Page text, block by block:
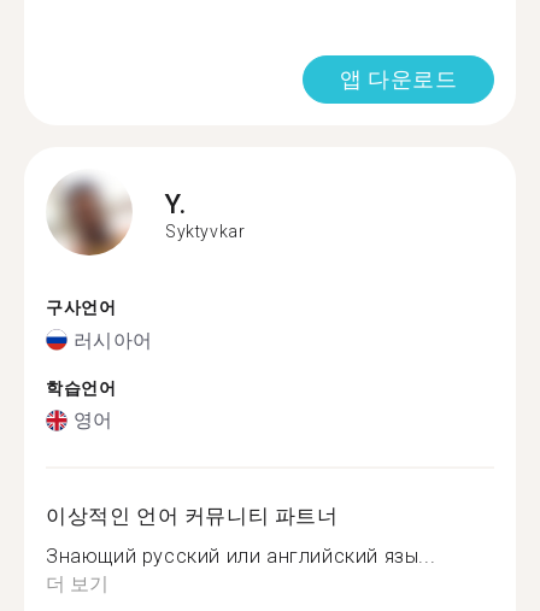
앱 다운로드
Y.
Syktyvkar
구사언어
러시아어
학습언어
영어
이상적인 언어 커뮤니티 파트너
Знающий русский или английский язы...
더 보기